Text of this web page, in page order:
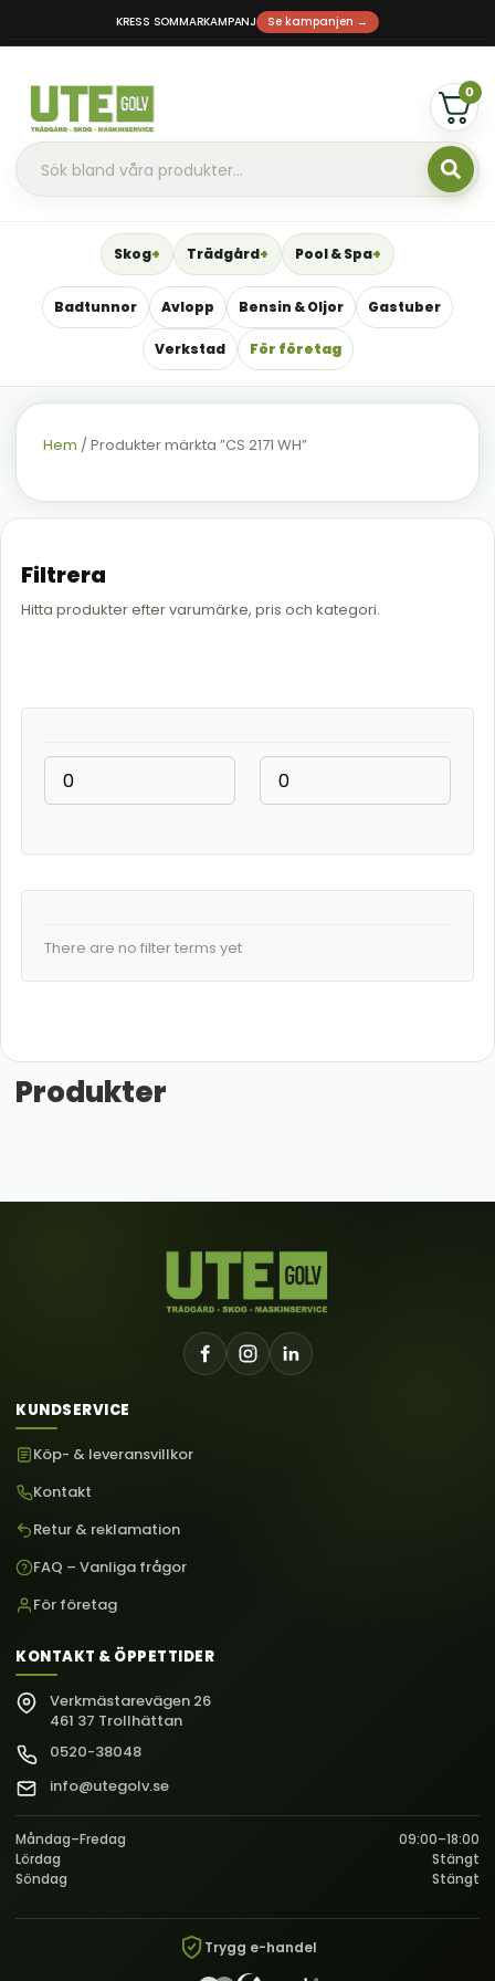
KRESS SOMMARKAMPANJ Se kampanjen →
0
Skog Trädgård Pool & Spa
Badtunnor Avlopp Bensin & Oljor Gastuber
Verkstad För företag
Hem / Produkter märkta ”CS 2171 WH”
Filtrera
Hitta produkter efter varumärke, pris och kategori.
There are no filter terms yet
Produkter
KUNDSERVICE
Köp- & leveransvillkor
Kontakt
Retur & reklamation
FAQ – Vanliga frågor
För företag
KONTAKT & ÖPPETTIDER
Verkmästarevägen 26
461 37 Trollhättan
0520-38048
info@utegolv.se
Måndag–Fredag
09:00–18:00
Lördag
Stängt
Söndag
Stängt
Trygg e-handel